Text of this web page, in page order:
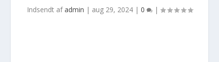
Indsendt afadmin | aug 29, 2024| 0 |